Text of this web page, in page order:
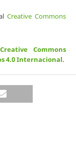
Creative Commons
Commons
4.0 Internacional.